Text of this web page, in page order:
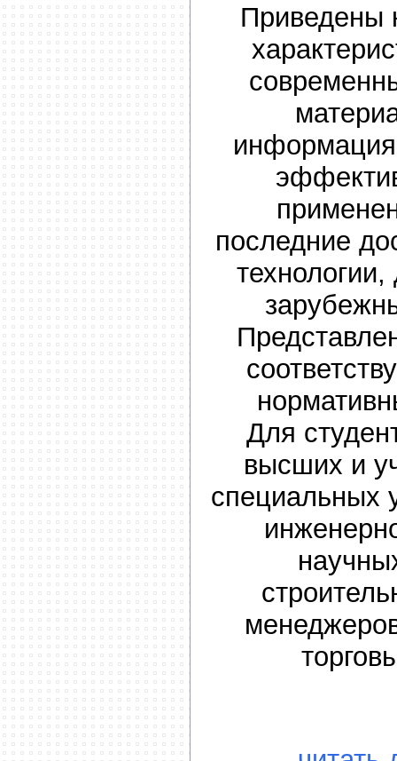
Приведены
последние
Для
высших и
специальных